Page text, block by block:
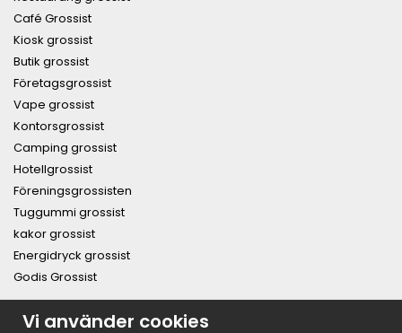
Café Grossist
Kiosk grossist
Butik grossist
Företagsgrossist
Vape grossist
Kontorsgrossist
Camping grossist
Hotellgrossist
Föreningsgrossisten
Tuggummi grossist
kakor grossist
Energidryck grossist
Godis Grossist
PRENUMERERA PÅ NYHETSBREVET FÖR VÅRA BÄSTA
ERBJUDANDEN OCH NYHETER!
Vi använder cookies